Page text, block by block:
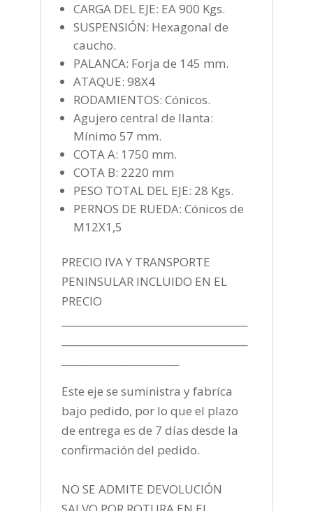
CARGA DEL EJE: EA 900 Kgs.
SUSPENSIÓN: Hexagonal de
caucho.
PALANCA: Forja de 145 mm.
ATAQUE: 98X4
RODAMIENTOS: Cónicos.
Agujero central de llanta:
Mínimo 57 mm.
COTA A: 1750 mm.
COTA B: 2220 mm
PESO TOTAL DEL EJE: 28 Kgs.
PERNOS DE RUEDA: Cónicos de
M12X1,5
PRECIO IVA Y TRANSPORTE
PENINSULAR INCLUIDO EN EL
PRECIO
Este eje se suministra y fabríca
bajo pedido, por lo que el plazo
de entrega es de 7 días desde la
confirmación del pedido.
NO SE ADMITE DEVOLUCIÓN